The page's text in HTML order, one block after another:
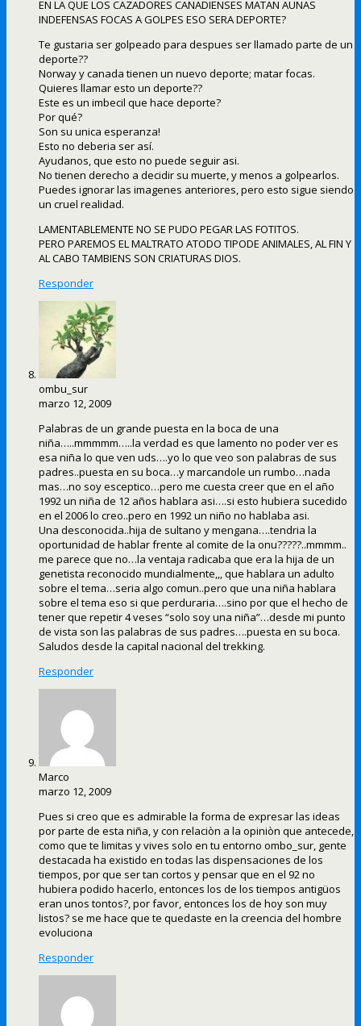
EN LA QUE LOS CAZADORES CANADIENSES MATAN AUNAS
INDEFENSAS FOCAS A GOLPES ESO SERA DEPORTE?
Te gustaria ser golpeado para despues ser llamado parte de un
deporte??
Norway y canada tienen un nuevo deporte; matar focas.
Quieres llamar esto un deporte??
Este es un imbecil que hace deporte?
Por qué?
Son su unica esperanza!
Esto no deberia ser así.
Ayudanos, que esto no puede seguir asi.
No tienen derecho a decidir su muerte, y menos a golpearlos.
Puedes ignorar las imagenes anteriores, pero esto sigue siendo
un cruel realidad.
LAMENTABLEMENTE NO SE PUDO PEGAR LAS FOTITOS.
PERO PAREMOS EL MALTRATO ATODO TIPODE ANIMALES, AL FIN Y
AL CABO TAMBIENS SON CRIATURAS DIOS.
Responder
ombu_sur
marzo 12, 2009
Palabras de un grande puesta en la boca de una
niña…..mmmmm…..la verdad es que lamento no poder ver es
esa niña lo que ven uds….yo lo que veo son palabras de sus
padres..puesta en su boca…y marcandole un rumbo…nada
mas…no soy esceptico…pero me cuesta creer que en el año
1992 un niña de 12 años hablara asi….si esto hubiera sucedido
en el 2006 lo creo..pero en 1992 un niño no hablaba asi.
Una desconocida..hija de sultano y mengana….tendria la
oportunidad de hablar frente al comite de la onu?????..mmmm..
me parece que no…la ventaja radicaba que era la hija de un
genetista reconocido mundialmente,,, que hablara un adulto
sobre el tema…seria algo comun..pero que una niña hablara
sobre el tema eso si que perduraria….sino por que el hecho de
tener que repetir 4 veses “solo soy una niña”…desde mi punto
de vista son las palabras de sus padres….puesta en su boca.
Saludos desde la capital nacional del trekking.
Responder
Marco
marzo 12, 2009
Pues si creo que es admirable la forma de expresar las ideas
por parte de esta niña, y con relaciòn a la opiniòn que antecede,
como que te limitas y vives solo en tu entorno ombo_sur, gente
destacada ha existido en todas las dispensaciones de los
tiempos, por que ser tan cortos y pensar que en el 92 no
hubiera podido hacerlo, entonces los de los tiempos antigüos
eran unos tontos?, por favor, entonces los de hoy son muy
listos? se me hace que te quedaste en la creencia del hombre
evoluciona
Responder